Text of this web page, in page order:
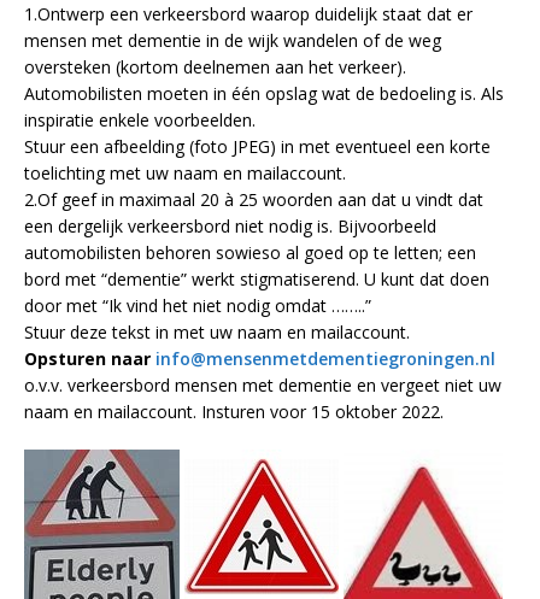
1.Ontwerp een verkeersbord waarop duidelijk staat dat er
mensen met dementie in de wijk wandelen of de weg
oversteken (kortom deelnemen aan het verkeer).
Automobilisten moeten in één opslag wat de bedoeling is. Als
inspiratie enkele voorbeelden.
Stuur een afbeelding (foto JPEG) in met eventueel een korte
toelichting met uw naam en mailaccount.
2.Of geef in maximaal 20 à 25 woorden aan dat u vindt dat
een dergelijk verkeersbord niet nodig is. Bijvoorbeeld
automobilisten behoren sowieso al goed op te letten; een
bord met “dementie” werkt stigmatiserend. U kunt dat doen
door met “Ik vind het niet nodig omdat ……..”
Stuur deze tekst in met uw naam en mailaccount.
Opsturen naar info@mensenmetdementiegroningen.nl
o.v.v. verkeersbord mensen met dementie en vergeet niet uw
naam en mailaccount. Insturen voor 15 oktober 2022.